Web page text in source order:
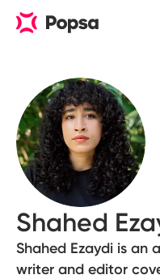
Shahed
Shahed Ezaydi is an
writer and editor